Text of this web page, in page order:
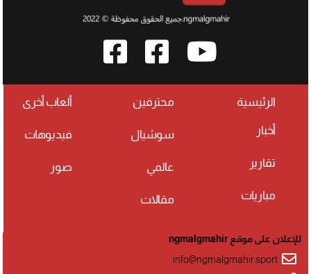
الرئيسية
أخبار
تقارير
مباريات
محترفين
سوشيال
عالمي
مقالات
ألعاب أخرى
فيديوهات
صور
للإعلان على موقع ngmalgmahir
info@ngmalgmahir.sport